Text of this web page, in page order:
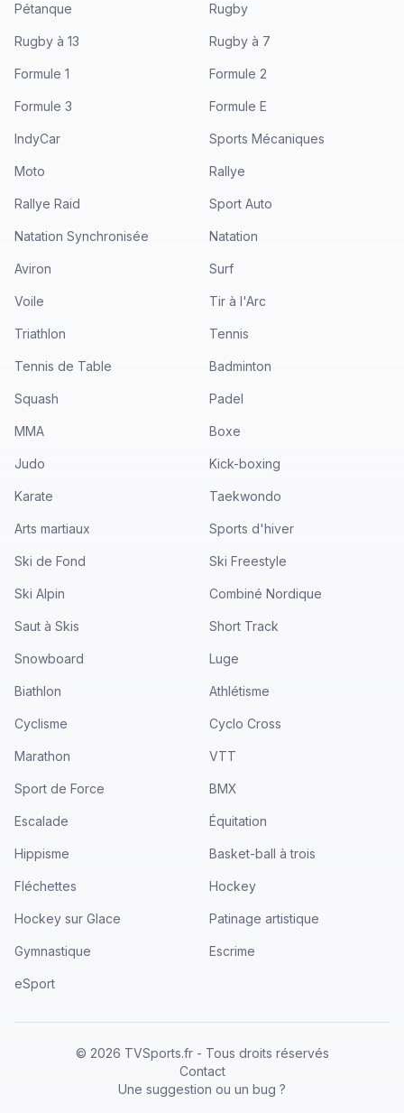
Pétanque Rugby
Rugby à 13 Rugby à 7
Formule 1 Formule 2
Formule 3 Formule E
IndyCar Sports Mécaniques
Moto Rallye
Rallye Raid Sport Auto
Natation Synchronisée Natation
Aviron Surf
Voile Tir à l'Arc
Triathlon Tennis
Tennis de Table Badminton
Squash Padel
MMA Boxe
Judo Kick-boxing
Karate Taekwondo
Arts martiaux Sports d'hiver
Ski de Fond Ski Freestyle
Ski Alpin Combiné Nordique
Saut à Skis Short Track
Snowboard Luge
Biathlon Athlétisme
Cyclisme Cyclo Cross
Marathon VTT
Sport de Force BMX
Escalade Équitation
Hippisme Basket-ball à trois
Fléchettes Hockey
Hockey sur Glace Patinage artistique
Gymnastique Escrime
eSport
© 2026 TVSports.fr - Tous droits réservés
Contact
Une suggestion ou un bug ?